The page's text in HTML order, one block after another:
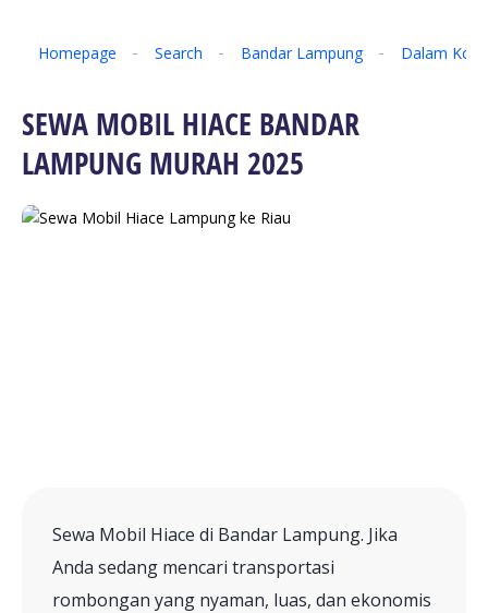
Homepage Search Bandar Lampung Dalam Kota
SEWA MOBIL HIACE BANDAR
LAMPUNG MURAH 2025
Sewa Mobil Hiace di Bandar Lampung. Jika
Anda sedang mencari transportasi
rombongan yang nyaman, luas, dan ekonomis